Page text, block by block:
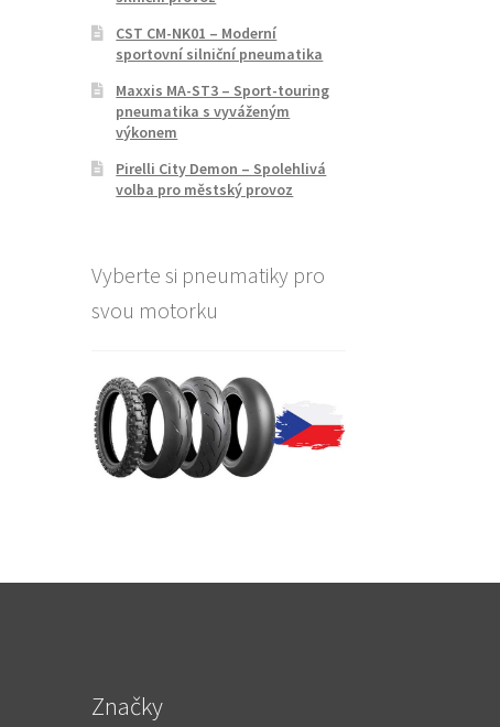
CST CM-NK01 – Moderní
sportovní silniční pneumatika
Maxxis MA-ST3 – Sport-touring
pneumatika s vyváženým
výkonem
Pirelli City Demon – Spolehlivá
volba pro městský provoz
Vyberte si pneumatiky pro
svou motorku
Značky